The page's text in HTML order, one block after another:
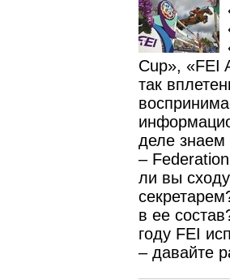
Cup»,
так
деле знаем
–
ли вы
в ее
году FEI
– давайте